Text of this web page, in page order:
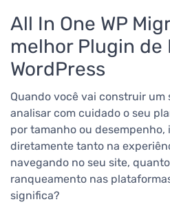
All In One WP
melhor Plugin de
WordPress
Quando você vai construir um
analisar com cuidado o seu
por tamanho ou desempenho,
diretamente tanto na
navegando no seu site,
ranqueamento nas
significa?